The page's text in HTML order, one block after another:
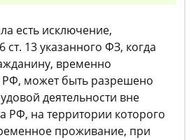
есть исключение,
ст. 13 указанного ФЗ, когда
временно
может быть разрешено
деятельности вне
РФ, на территории которого
проживание, при